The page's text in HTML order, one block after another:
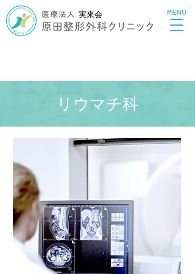
MENU
実來会
リウマチ科